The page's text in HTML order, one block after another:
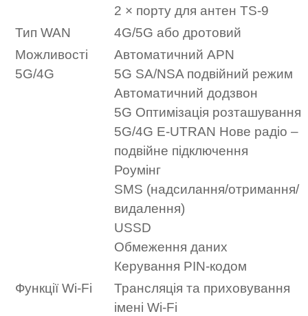
2 × порту для антен TS-9
Тип WAN
4G/5G або дротовий
Можливості
5G/4G
Автоматичний APN
5G SA/NSA подвійний режим
Автоматичний додзвон
5G Оптимізація розташування
5G/4G E-UTRAN Нове радіо –
подвійне підключення
Роумінг
SMS (надсилання/отримання/
видалення)
USSD
Обмеження даних
Керування PIN-кодом
Функції Wi-Fi
Трансляція та приховування
імені Wi-Fi